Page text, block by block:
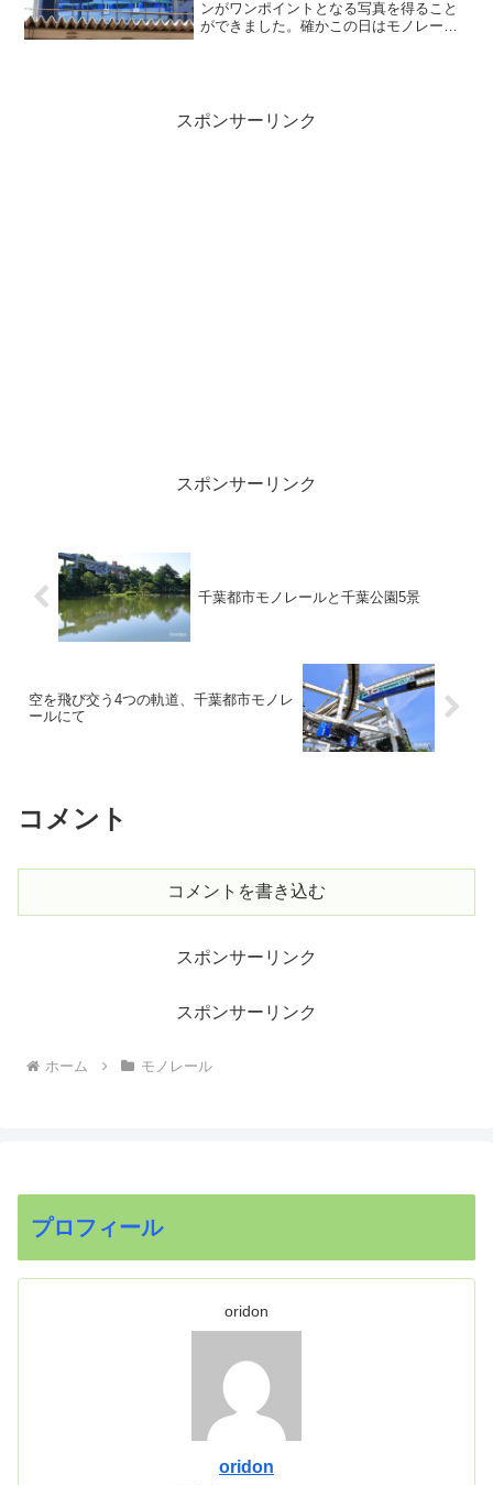
ンがワンポイントとなる写真を得ること
ができました。確かこの日はモノレール
いたのですがもうガン無視www。ちょっ
と不思議な光景でもありました。
スポンサーリンク
スポンサーリンク
千葉都市モノレールと千葉公園5景
空を飛び交う4つの軌道、千葉都市モノレ
ールにて
コメント
コメントを書き込む
スポンサーリンク
スポンサーリンク
ホーム モノレール
プロフィール
oridon
oridon